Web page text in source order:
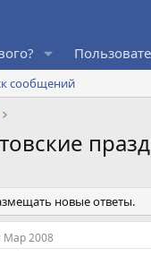
сообщений
новые ответы.
Мар 2008